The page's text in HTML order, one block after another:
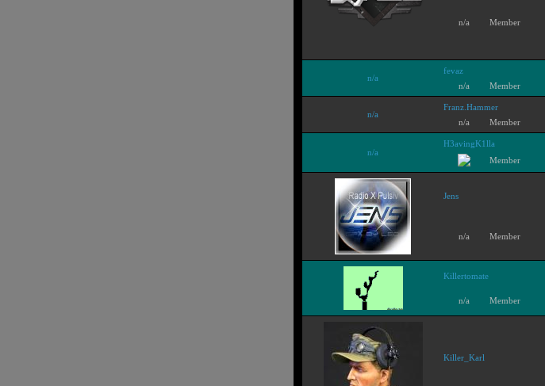
n/a Member
n/a
fevaz
n/a
Member
n/a
Franz.Hammer
n/a
Member
n/a
H3avingK1lla
Member
Jens
n/a Member
Killertomate
n/a Member
Killer_Karl